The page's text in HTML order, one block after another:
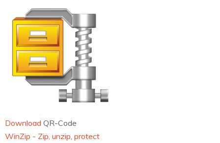
Download QR-Code
‎WinZip - Zip, unzip, protect